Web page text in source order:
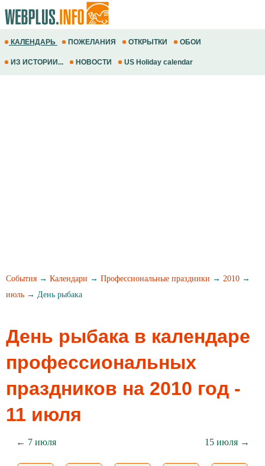
КАЛЕНДАРЬ ПОЖЕЛАНИЯ ОТКРЫТКИ ОБОИ
ИЗ ИСТОРИИ... НОВОСТИ US Holiday calendar
События → Календари → Профессиональные праздники → 2010 →
июль → День рыбака
День рыбака в календаре
профессиональных
праздников на 2010 год -
11 июля
← 7 июля 15 июля →